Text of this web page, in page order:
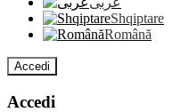
Shqiptare
Română
Accedi
Accedi